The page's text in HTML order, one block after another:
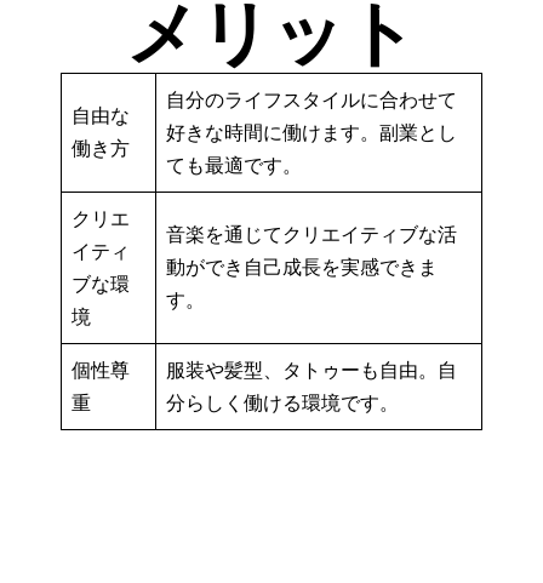
メリット
自由な
働き方
自分のライフスタイルに合わせて
好きな時間に働けます。副業とし
ても最適です。
クリエ
イティ
ブな環
境
音楽を通じてクリエイティブな活
動ができ自己成長を実感できま
す。
個性尊
重
服装や髪型、タトゥーも自由。自
分らしく働ける環境です。